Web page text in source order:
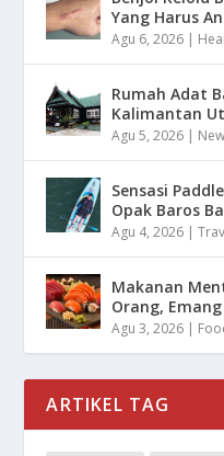
Yang Harus
Agu 6, 2026 |
Rumah Adat
Kalimantan
Agu 5, 2026 |
Sensasi
Opak Baros
Agu 4, 2026 |
Makanan
Orang,
Agu 3, 2026 |
ARTIKEL TAG